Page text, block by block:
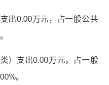
出0.00万元，占一般公共
）支出0.00万元，占一般
。